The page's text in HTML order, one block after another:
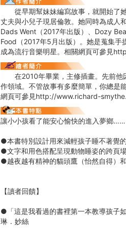
從早期幫妹妹編寫故事，就開始了她
丈夫與小兒子現居倫敦。她同時為成
Dads Went（2017年出版）、Dozy
Food（2017年5月出版）。她是蒐集手
成為流行音樂明星。相關網頁可參見
在2010年畢業，主修插畫。先前他
作領域。不管故事有多麼簡單，你總是
網頁可參見http://www.richard-
讓小小孩看了能安心愉快的進入夢鄉……
●本書特別設計用來減輕孩子睡不著覺
●文字和用色搭配呈現動物睡姿的跨頁
●越夜越有精神的貓頭鷹（怡然自得）
【讀者回饋】
●「這是我看過的書裡第一本教導孩子
琳．妙絲